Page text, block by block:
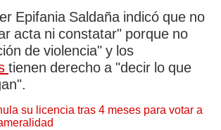
Epifania Saldaña indicó que no
acta ni constatar" porque no
de violencia" y los
tienen derecho a "decir lo que
su licencia tras 4 meses para votar a